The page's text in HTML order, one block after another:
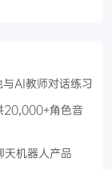
AI教师对话练习
20,000+角色音
天机器人产品